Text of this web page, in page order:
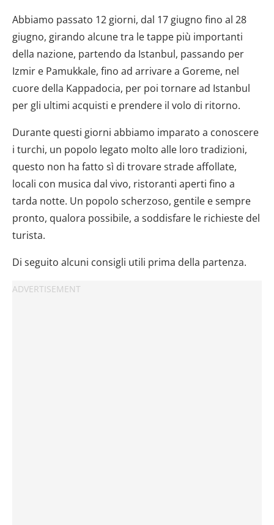
Abbiamo passato 12 giorni, dal 17 giugno fino al 28
giugno, girando alcune tra le tappe più importanti
della nazione, partendo da Istanbul, passando per
Izmir e Pamukkale, fino ad arrivare a Goreme, nel
cuore della Kappadocia, per poi tornare ad Istanbul
per gli ultimi acquisti e prendere il volo di ritorno.
Durante questi giorni abbiamo imparato a conoscere
i turchi, un popolo legato molto alle loro tradizioni,
questo non ha fatto sì di trovare strade affollate,
locali con musica dal vivo, ristoranti aperti fino a
tarda notte. Un popolo scherzoso, gentile e sempre
pronto, qualora possibile, a soddisfare le richieste del
turista.
Di seguito alcuni consigli utili prima della partenza.